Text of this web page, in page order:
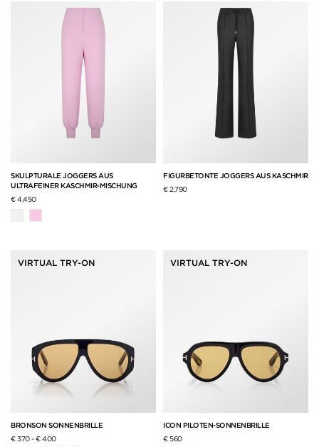
SKULPTURALE JOGGERS AUS
ULTRAFEINER KASCHMIR-MISCHUNG
€ 4,450
FIGURBETONTE JOGGERS AUS KASCHMIR
€ 2,790
VIRTUAL TRY-ON
BRONSON SONNENBRILLE
€ 370-€ 400
VIRTUAL TRY-ON
ICON PILOTEN-SONNENBRILLE
€ 560